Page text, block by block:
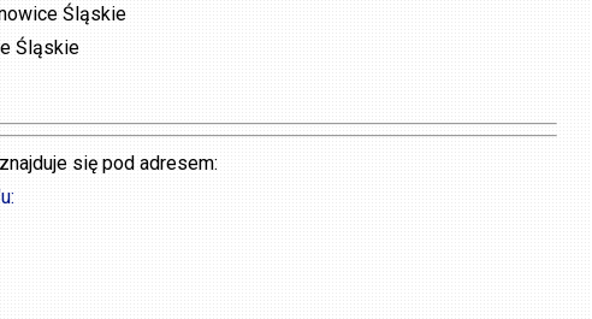
Śląskie
Śląskie
się pod adresem: